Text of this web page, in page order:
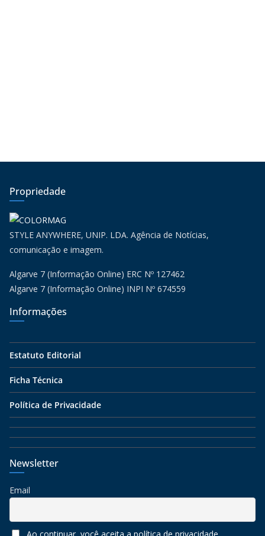
Propriedade
STYLE ANYWHERE, UNIP. LDA. Agência de Notícias,
comunicação e imagem.
Algarve 7 (Informação Online) ERC Nº 127462
Algarve 7 (Informação Online) INPI Nº 674559
Informações
Estatuto Editorial
Ficha Técnica
Política de Privacidade
Newsletter
Email